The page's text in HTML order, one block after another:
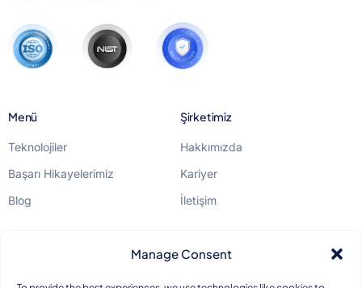
Manage Consent
Menü
Teknolojiler
Başarı Hikayelerimiz
Blog
Şirketimiz
Hakkımızda
Kariyer
İletişim
KVKK